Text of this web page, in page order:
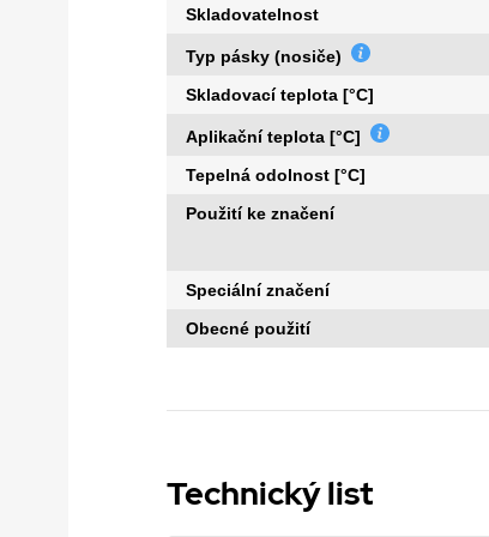
Skladovatelnost
Typ pásky (nosiče)
Skladovací teplota [°C]
Aplikační teplota [°C]
Tepelná odolnost [°C]
Použití ke značení
Speciální značení
Obecné použití
Technický list